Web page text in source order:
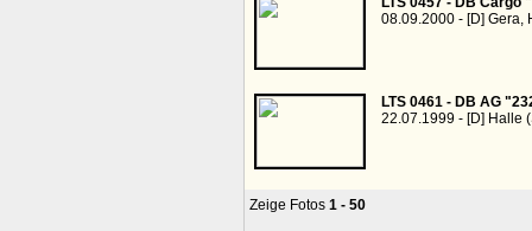
08.09.2000 - [D] Gera,
LTS 0461 - DB AG
22.07.1999 - [D] Halle
Zeige Fotos 1 - 50